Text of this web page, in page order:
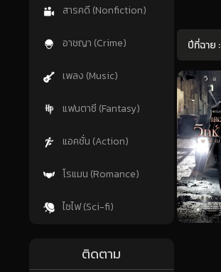
สารคดี (Nonfiction)
อาชญา (Crime)
เพลง (Music)
แฟนตาซี (Fantasy)
แอคชั่น (Action)
โรแมน (Romance)
ไซไฟ (Sci-fi)
ติดตาม
ปีที่ฉาย :